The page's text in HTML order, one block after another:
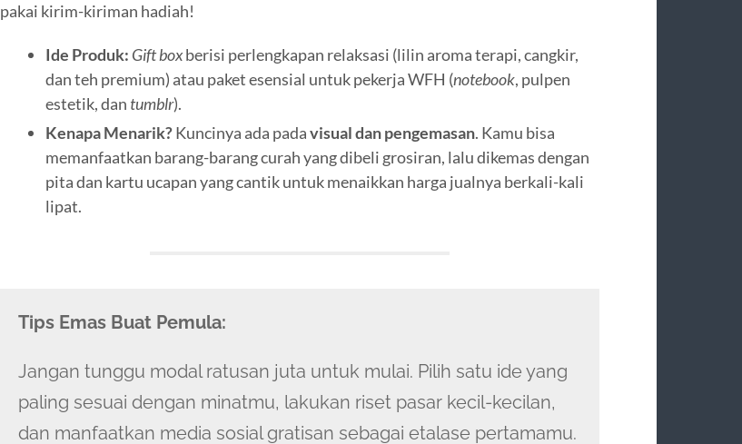
pakai kirim-kiriman hadiah!
Ide Produk: Gift boxberisi perlengkapan relaksasi (lilin aroma terapi, cangkir,
dan teh premium) atau paket esensial untuk pekerja WFH (notebook, pulpen
estetik, dan tumblr).
Kenapa Menarik?Kuncinya ada padavisual dan pengemasan. Kamu bisa
memanfaatkan barang-barang curah yang dibeli grosiran, lalu dikemas dengan
pita dan kartu ucapan yang cantik untuk menaikkan harga jualnya berkali-kali
lipat.
Tips Emas Buat Pemula:
Jangan tunggu modal ratusan juta untuk mulai. Pilih satu ide yang
paling sesuai dengan minatmu, lakukan riset pasar kecil-kecilan,
dan manfaatkan media sosial gratisan sebagai etalase pertamamu.